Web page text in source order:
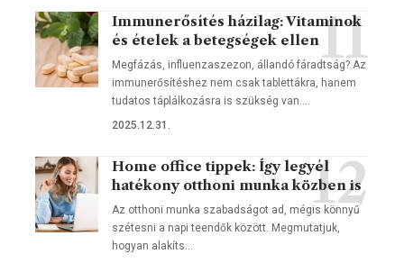
Immunerősítés házilag: Vitaminok
és ételek a betegségek ellen
Megfázás, influenzaszezon, állandó fáradtság? Az
immunerősítéshez nem csak tablettákra, hanem
tudatos táplálkozásra is szükség van.…
2025.12.31.
Home office tippek: Így legyél
hatékony otthoni munka közben is
Az otthoni munka szabadságot ad, mégis könnyű
szétesni a napi teendők között. Megmutatjuk,
hogyan alakíts…